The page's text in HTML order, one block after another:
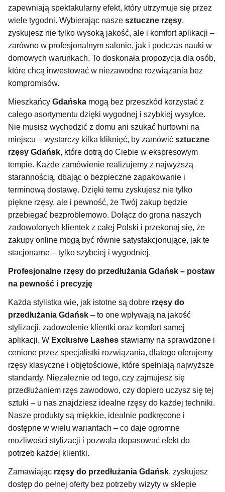
zapewniają spektakularny efekt, który utrzymuje się przez
wiele tygodni. Wybierając nasze sztuczne rzęsy,
zyskujesz nie tylko wysoką jakość, ale i komfort aplikacji –
zarówno w profesjonalnym salonie, jak i podczas nauki w
domowych warunkach. To doskonała propozycja dla osób,
które chcą inwestować w niezawodne rozwiązania bez
kompromisów.
Mieszkańcy Gdańska mogą bez przeszkód korzystać z
całego asortymentu dzięki wygodnej i szybkiej wysyłce.
Nie musisz wychodzić z domu ani szukać hurtowni na
miejscu – wystarczy kilka kliknięć, by zamówić sztuczne
rzęsy Gdańsk, które dotrą do Ciebie w ekspresowym
tempie. Każde zamówienie realizujemy z najwyższą
starannością, dbając o bezpieczne zapakowanie i
terminową dostawę. Dzięki temu zyskujesz nie tylko
piękne rzęsy, ale i pewność, że Twój zakup będzie
przebiegać bezproblemowo. Dołącz do grona naszych
zadowolonych klientek z całej Polski i przekonaj się, że
zakupy online mogą być równie satysfakcjonujące, jak te
stacjonarne – tylko szybciej i wygodniej.
Profesjonalne rzęsy do przedłużania Gdańsk – postaw
na pewność i precyzję
Każda stylistka wie, jak istotne są dobre rzęsy do
przedłużania Gdańsk – to one wpływają na jakość
stylizacji, zadowolenie klientki oraz komfort samej
aplikacji. W Exclusive Lashes stawiamy na sprawdzone i
cenione przez specjalistki rozwiązania, dlatego oferujemy
rzęsy klasyczne i objętościowe, które spełniają najwyższe
standardy. Niezależnie od tego, czy zajmujesz się
przedłużaniem rzęs zawodowo, czy dopiero uczysz się tej
sztuki – u nas znajdziesz idealne rzęsy do każdej techniki.
Nasze produkty są miękkie, idealnie podkręcone i
dostępne w wielu wariantach – co daje ogromne
możliwości stylizacji i pozwala dopasować efekt do
potrzeb każdej klientki.
Zamawiając rzęsy do przedłużania Gdańsk, zyskujesz
dostęp do pełnej oferty bez potrzeby wizyty w sklepie